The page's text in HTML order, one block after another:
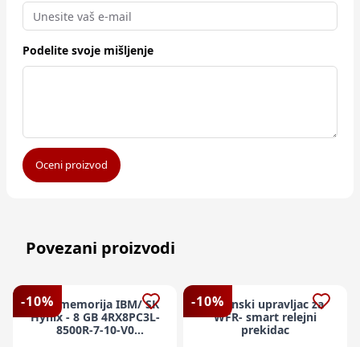
Podelite svoje mišljenje
Oceni proizvod
Povezani proizvodi
-10%
Ram memorija IBM/ SK
Hynix - 8 GB 4RX8PC3L-
8500R-7-10-V0
-10%
Daljinski upravljac za
WFR- smart relejni
prekidac